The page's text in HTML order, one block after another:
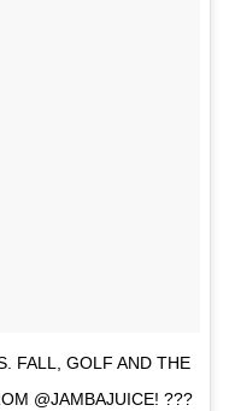
FALL, GOLF AND THE
@JAMBAJUICE! ???